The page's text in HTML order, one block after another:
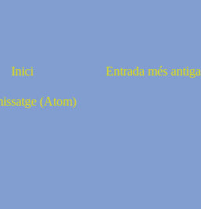
Entrada més antiga
Inici
(Atom)